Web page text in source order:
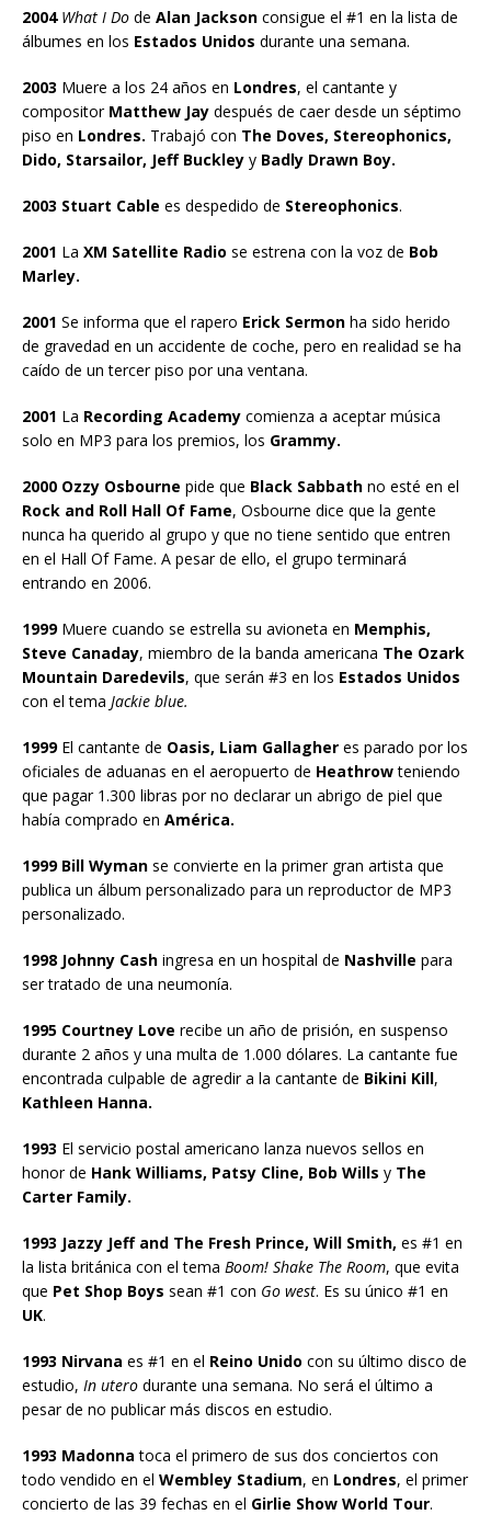
2004 What I Do de Alan Jackson consigue el #1 en la lista de
álbumes en los Estados Unidos durante una semana.
2003 Muere a los 24 años en Londres, el cantante y
compositor Matthew Jay después de caer desde un séptimo
piso en Londres. Trabajó con The Doves, Stereophonics,
Dido, Starsailor, Jeff Buckley y Badly Drawn Boy.
2003 Stuart Cable es despedido de Stereophonics.
2001 La XM Satellite Radio se estrena con la voz de Bob
Marley.
2001 Se informa que el rapero Erick Sermon ha sido herido
de gravedad en un accidente de coche, pero en realidad se ha
caído de un tercer piso por una ventana.
2001 La Recording Academy comienza a aceptar música
solo en MP3 para los premios, los Grammy.
2000 Ozzy Osbourne pide que Black Sabbath no esté en el
Rock and Roll Hall Of Fame, Osbourne dice que la gente
nunca ha querido al grupo y que no tiene sentido que entren
en el Hall Of Fame. A pesar de ello, el grupo terminará
entrando en 2006.
1999Muere cuando se estrella su avioneta en Memphis,
Steve Canaday, miembro de la banda americana The Ozark
Mountain Daredevils, que serán #3 en los Estados Unidos
con el tema Jackie blue.
1999El cantante de Oasis, Liam Gallagher es parado por los
oficiales de aduanas en el aeropuerto de Heathrowteniendo
que pagar 1.300 libras por no declarar un abrigo de piel que
había comprado en América.
1999 Bill Wyman se convierte en la primer gran artista que
publica un álbum personalizado para un reproductor de MP3
personalizado.
1998 Johnny Cash ingresa en un hospital de Nashville para
ser tratado de una neumonía.
1995 Courtney Love recibe un año de prisión, en suspenso
durante 2 años y una multa de 1.000 dólares. La cantante fue
encontrada culpable de agredir a la cantante de Bikini Kill,
Kathleen Hanna.
1993 El servicio postal americano lanza nuevos sellos en
honor de Hank Williams, Patsy Cline, Bob Wills y The
Carter Family.
1993 Jazzy Jeff and The Fresh Prince, Will Smith, es #1 en
la lista británica con el tema Boom! Shake The Room, que evita
que Pet Shop Boys sean #1 con Go west. Es su único #1 en
UK.
1993 Nirvana es #1 en el Reino Unido con su último disco de
estudio, In utero durante una semana. No será el último a
pesar de no publicar más discos en estudio.
1993 Madonna toca el primero de sus dos conciertos con
todo vendido en el Wembley Stadium, en Londres, el primer
concierto de las 39 fechas en el Girlie Show World Tour.